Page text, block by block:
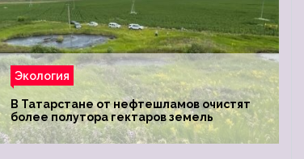
Экология
В Татарстане от нефтешламов очистят
более полутора гектаров земель